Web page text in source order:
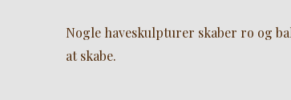
Nogle haveskulpturer skaber ro og
at skabe.